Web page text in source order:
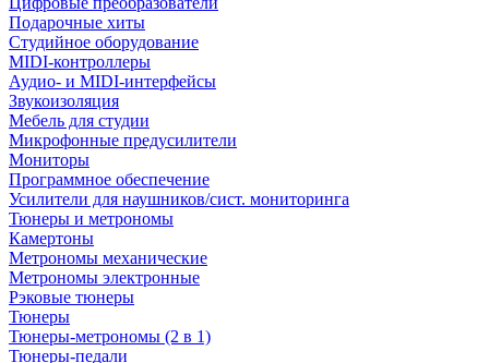
Подарочные хиты
Студийное оборудование
MIDI-контроллеры
Аудио- и MIDI-интерфейсы
Звукоизоляция
Мебель для студии
Микрофонные предусилители
Мониторы
Программное обеспечение
Усилители для наушников/сист. мониторинга
Тюнеры и метрономы
Камертоны
Метрономы механические
Метрономы электронные
Рэковые тюнеры
Тюнеры
Тюнеры-метрономы (2 в 1)
Тюнеры-педали